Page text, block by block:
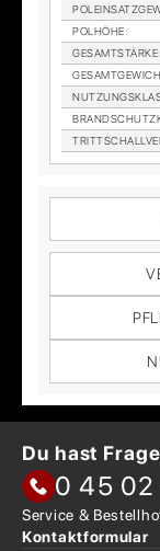
POL­HÖ­HE:
GE­SAMT­STÄR­KE:
Du hast
0 45
Service &
Kontaktformular